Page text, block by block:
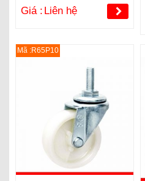
Giá : Liên hệ
Mã :R65P10